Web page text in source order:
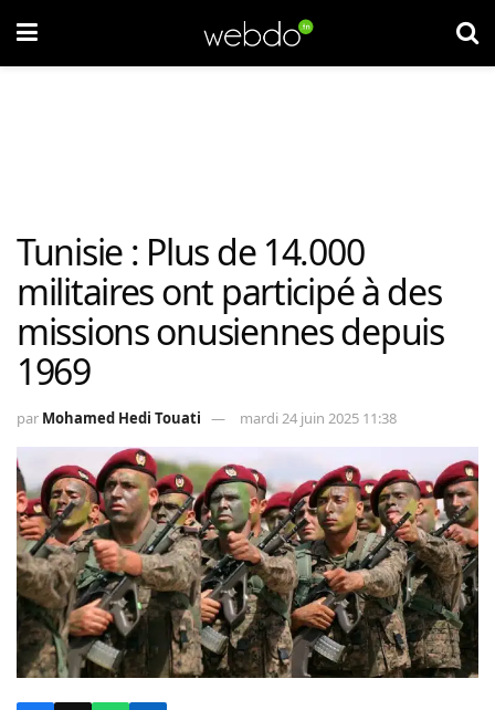
Tunisie : Plus de 14.000
militaires ont participé à des
missions onusiennes depuis
1969
par Mohamed Hedi Touati mardi 24 juin 2025 11:38